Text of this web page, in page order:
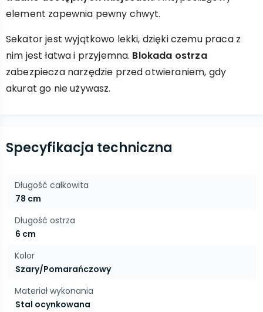
element zapewnia pewny chwyt.
Sekator jest wyjątkowo lekki, dzięki czemu praca z
nim jest łatwa i przyjemna. Blokada ostrza
zabezpiecza narzędzie przed otwieraniem, gdy
akurat go nie używasz.
Specyfikacja techniczna
Długość całkowita
78 cm
Długość ostrza
6 cm
Kolor
Szary/Pomarańczowy
Materiał wykonania
Stal ocynkowana